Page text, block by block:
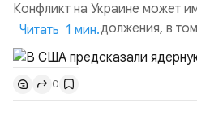
Конфликт на Украине может
вариантов продолжения, в
перерастанием в
ядерного оружия.
проанализировал
RAND Corporation,
Читать 1 мин.
0